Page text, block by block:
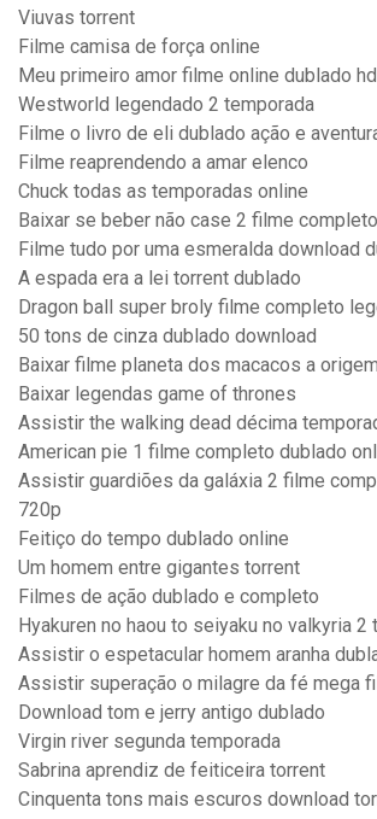
Viuvas torrent
Filme camisa de força online
Meu primeiro amor filme online dublado hd
Westworld legendado 2 temporada
Filme o livro de eli dublado ação e
Filme reaprendendo a amar elenco
Chuck todas as temporadas online
Baixar se beber não case 2 filme
Filme tudo por uma esmeralda download
A espada era a lei torrent dublado
Dragon ball super broly filme completo
50 tons de cinza dublado download
Baixar filme planeta dos macacos a origem
Baixar legendas game of thrones
Assistir the walking dead décima
American pie 1 filme completo dublado
Assistir guardiões da galáxia 2 filme
720p
Feitiço do tempo dublado online
Um homem entre gigantes torrent
Filmes de ação dublado e completo
Hyakuren no haou to seiyaku no valkyria 2
Assistir o espetacular homem aranha
Assistir superação o milagre da fé mega
Download tom e jerry antigo dublado
Virgin river segunda temporada
Sabrina aprendiz de feiticeira torrent
Cinquenta tons mais escuros download